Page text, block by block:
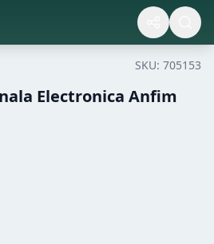
SKU: 705153
Electronica Anfim